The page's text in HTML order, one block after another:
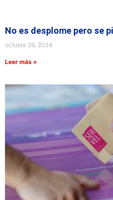
No es desplome pero se
octubre 29, 2024
Leer más »